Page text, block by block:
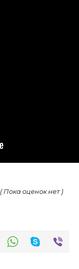
( Пока оценок нет )